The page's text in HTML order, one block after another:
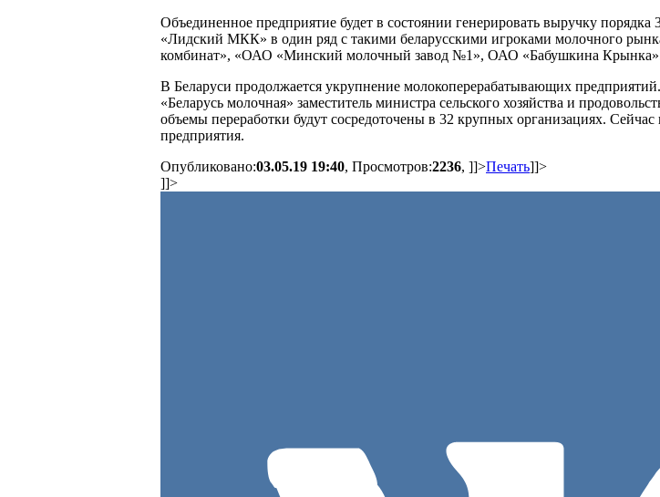
Объединенное предприятие будет в состоянии генерировать выручку
«Лидский МКК» в один ряд с такими беларусскими игроками молочного
комбинат», «ОАО «Минский молочный завод №1», ОАО «Бабушкина
В Беларуси продолжается укрупнение молокоперерабатывающих
«Беларусь молочная» заместитель министра сельского хозяйства и
объемы переработки будут сосредоточены в 32 крупных организациях.
предприятия.
Опубликовано:03.05.19 19:40, Просмотров:2236, ]]>Печать]]>
]]>